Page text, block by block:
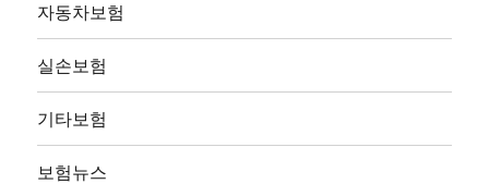
자동차보험
실손보험
기타보험
보험뉴스